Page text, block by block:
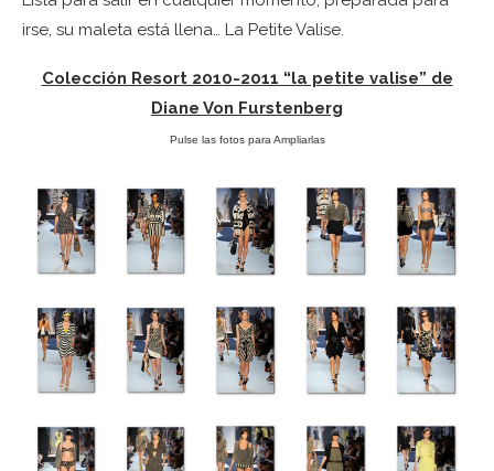
irse, su maleta está llena… La Petite Valise.
Colección Resort 2010-2011 “la petite valise” de
Diane Von Furstenberg
Pulse las fotos para Ampliarlas